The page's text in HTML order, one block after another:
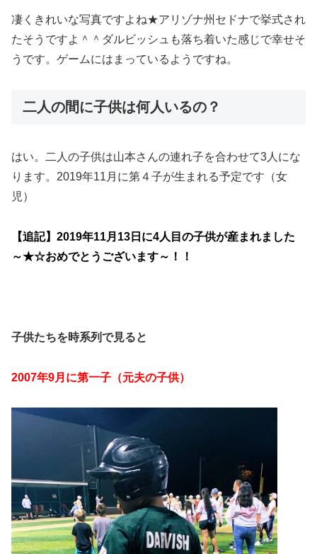
凄くきれいな写真ですよね★アリゾナ州セドナで挙式され
たそうですよ＾＾ダルビッシュも落ち着いた感じで幸せそ
うです。ゲームにはまっているようですね。
二人の間に子供は何人いるの？
はい。二人の子供は山本さんの連れ子を合わせて3人にな
ります。2019年11月に第４子が生まれる予定です（女
児）
【追記】2019年11月13日に4人目の子供が産まれました
～★☆おめでとうございます～！！
子供たちを時系列で見ると
2007年9月に第一子（元夫の子供）